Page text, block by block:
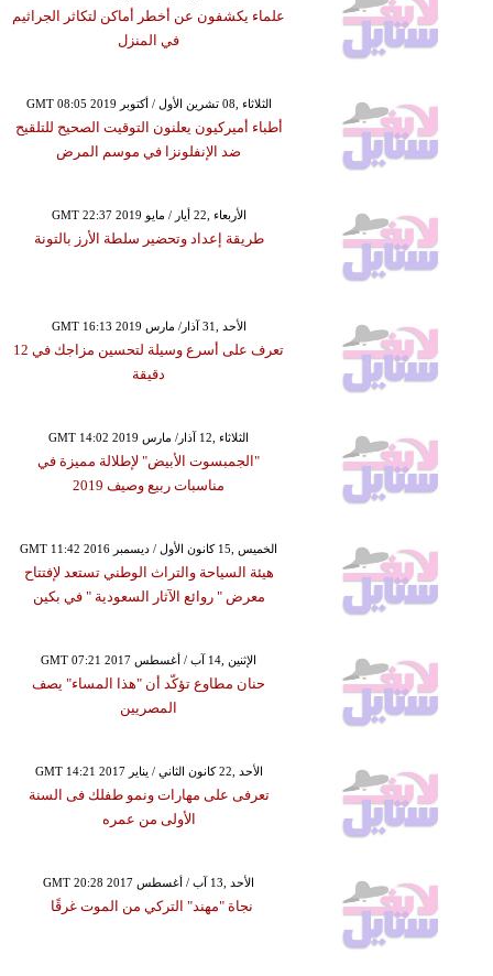
علماء يكشفون عن أخطر أماكن لتكاثر الجراثيم
في المنزل
GMT 08:05 2019 الثلاثاء ,08 تشرين الأول / أكتوبر
أطباء أميركيون يعلنون التوقيت الصحيح للتلقيح
ضد الإنفلونزا في موسم المرض
GMT 22:37 2019 الأربعاء ,22 أيار / مايو
طريقة إعداد وتحضير سلطة الأرز بالتونة
GMT 16:13 2019 الأحد ,31 آذار/ مارس
تعرف على أسرع وسيلة لتحسين مزاجك في 12
دقيقة
GMT 14:02 2019 الثلاثاء ,12 آذار/ مارس
"الجمبسوت الأبيض" لإطلالة مميزة في
مناسبات ربيع وصيف 2019
GMT 11:42 2016 الخميس ,15 كانون الأول / ديسمبر
هيئة السياحة والتراث الوطني تستعد لإفتتاح
معرض " روائع الآثار السعودية " في بكين
GMT 07:21 2017 الإثنين ,14 آب / أغسطس
حنان مطاوع تؤكّد أن "هذا المساء" يصف
المصريين
GMT 14:21 2017 الأحد ,22 كانون الثاني / يناير
تعرفى على مهارات ونمو طفلك فى السنة
الأولى من عمره
GMT 20:28 2017 الأحد ,13 آب / أغسطس
نجاة "مهند" التركي من الموت غرقًا